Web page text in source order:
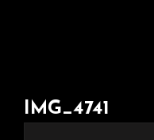
IMG_4741